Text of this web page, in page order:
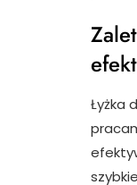
Łyżka